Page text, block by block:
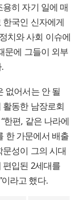
히 자기 일에 매
국인 신자에게
치와 사회 이슈에
문에 그들이 외부
없어서는 안 될
동한 남장로회
한편, 같은 나라에
한 가문에서 배출
성이 그의 시대
편입된 2세대를
라고 했다.